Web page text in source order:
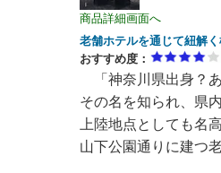
商品詳細画面へ
老舗ホテルを通じて紐解
おすすめ度：
「神奈川県出身？
その名を知られ、県
上陸地点としても名
山下公園通りに建つ